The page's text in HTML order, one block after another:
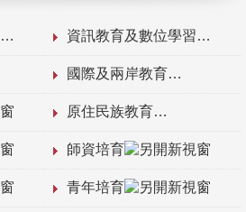
資訊教育及數位學習
國際及兩岸教育
原住民族教育
師資培育
青年培育